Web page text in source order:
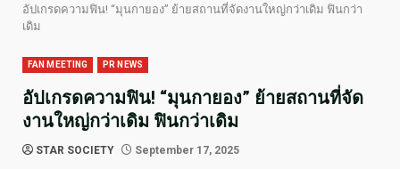
อัปเกรดความฟิน! “มุนกายอง” ย้ายสถานที่จัดงานใหญ่กว่าเดิม ฟินกว่า
เดิม
FAN MEETING PR NEWS
อัปเกรดความฟิน! “มุนกายอง” ย้ายสถานที่จัด
งานใหญ่กว่าเดิม ฟินกว่าเดิม
STAR SOCIETY September 17, 2025